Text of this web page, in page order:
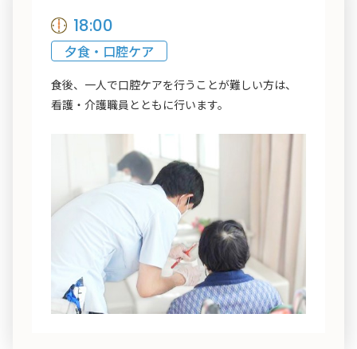
18:00
夕食・口腔ケア
食後、一人で口腔ケアを行うことが難しい方は、
看護・介護職員とともに行います。